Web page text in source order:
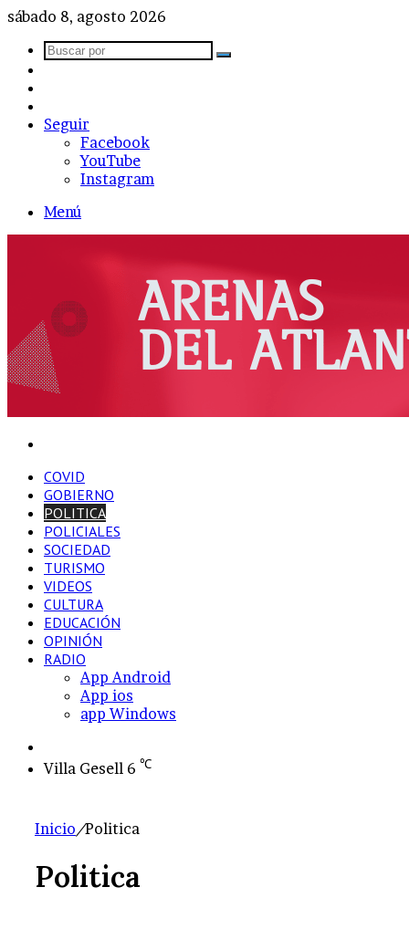
sábado 8, agosto 2026
Buscar
azar
Seguir
Facebook
YouTube
Instagram
Menú
COVID
GOBIERNO
POLITICA
POLICIALES
SOCIEDAD
TURISMO
VIDEOS
CULTURA
EDUCACIÓN
OPINIÓN
RADIO
App Android
App ios
app Windows
skin
Villa Gesell 6 ℃
Inicio/Politica
Politica